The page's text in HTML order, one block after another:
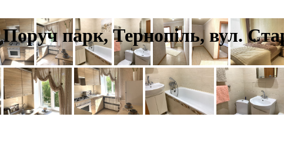
парк, Тернопіль, вул.